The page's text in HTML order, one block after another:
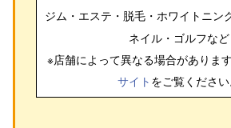
ジム・エステ・脱毛・ホワイトニン
ネイル・ゴルフなど
※店舗によって異なる場合がありま
サイト をご覧ください